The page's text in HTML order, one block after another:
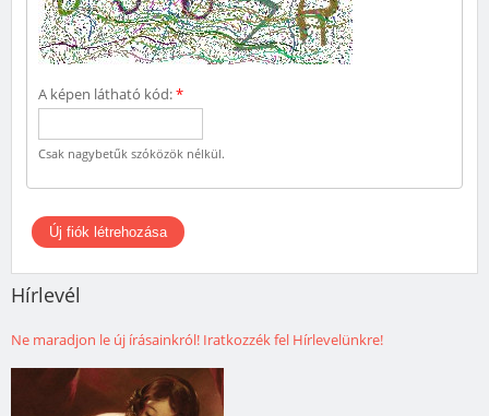
A képen látható kód:*
Csak nagybetűk szóközök nélkül.
Hírlevél
Ne maradjon le új írásainkról! Iratkozzék fel Hírlevelünkre!